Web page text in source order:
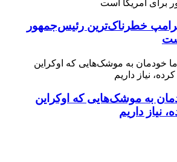
خطرناک‌ترین رئیس‌جمهور
به موشک‌هایی که اوکراین
نیاز داریم